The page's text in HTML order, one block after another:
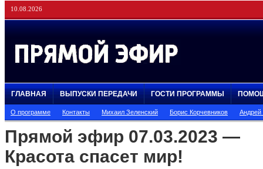
10.08.2026
ГЛАВНАЯ ВЫПУСКИ ПЕРЕДАЧИ ГОСТИ ПРОГРАММЫ
О программе Контакты Михаил Зеленский Борис Корчевников
Прямой эфир 07.03.2023 —
Красота спасет мир!